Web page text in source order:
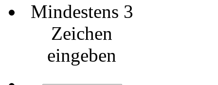
Mindestens 3
Zeichen
eingeben